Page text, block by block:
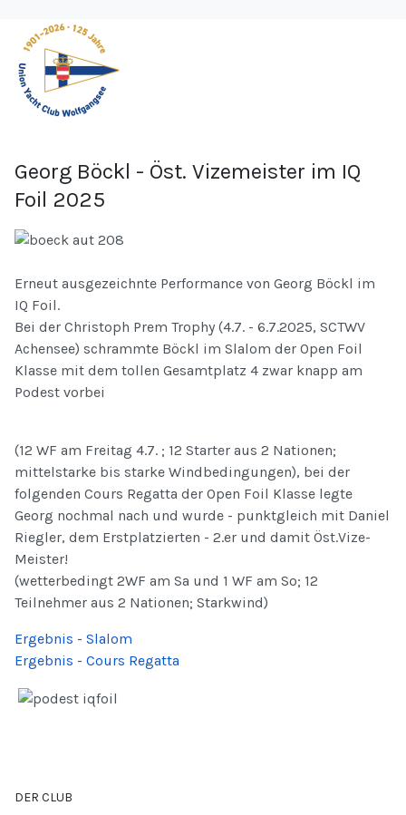
Georg Böckl - Öst. Vizemeister im IQ
Foil 2025
Erneut ausgezeichnte Performance von Georg Böckl im
IQ Foil.
Bei der Christoph Prem Trophy (4.7. - 6.7.2025, SCTWV
Achensee) schrammte Böckl im Slalom der Open Foil
Klasse mit dem tollen Gesamtplatz 4 zwar knapp am
Podest vorbei
(12 WF am Freitag 4.7. ; 12 Starter aus 2 Nationen;
mittelstarke bis starke Windbedingungen), bei der
folgenden Cours Regatta der Open Foil Klasse legte
Georg nochmal nach und wurde - punktgleich mit Daniel
Riegler, dem Erstplatzierten - 2.er und damit Öst.Vize-
Meister!
(wetterbedingt 2WF am Sa und 1 WF am So; 12
Teilnehmer aus 2 Nationen; Starkwind)
Ergebnis - Slalom
Ergebnis - Cours Regatta
DER CLUB